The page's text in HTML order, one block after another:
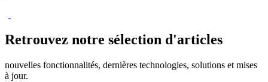
Retrouvez notre sélection d'articles
nouvelles fonctionnalités, dernières technologies, solutions et mises
à jour.